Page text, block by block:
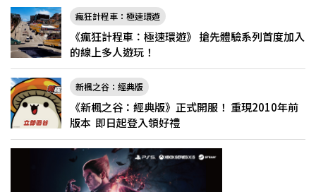
瘋狂計程車：極速環遊
《瘋狂計程車：極速環遊》 搶先體驗系列首度加入
的線上多人遊玩！
新楓之谷：經典版
《新楓之谷：經典版》正式開服！ 重現2010年前
版本 即日起登入領好禮